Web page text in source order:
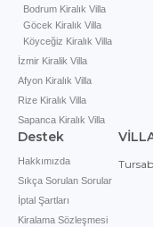
Bodrum Kiralık Villa
Göcek Kiralık Villa
Köyceğiz Kiralık Villa
İzmir Kiralik Villa
Afyon Kiralık Villa
Rize Kiralık Villa
Sapanca Kiralık Villa
Destek
Hakkımızda
Sıkça Sorulan Sorular
İptal Şartları
Kiralama Sözleşmesi